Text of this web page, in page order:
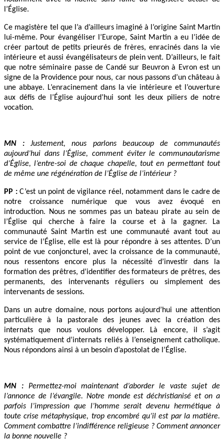
l’Église.
Ce magistère tel que l’a d’ailleurs imaginé à l’origine Saint Martin
lui-même. Pour évangéliser l’Europe, Saint Martin a eu l’idée de
créer partout de petits prieurés de frères, enracinés dans la vie
intérieure et aussi évangélisateurs de plein vent. D’ailleurs, le fait
que notre séminaire passe de Candé sur Beuvron à Evron est un
signe de la Providence pour nous, car nous passons d’un château à
une abbaye. L’enracinement dans la vie intérieure et l’ouverture
aux défis de l’Église aujourd’hui sont les deux piliers de notre
vocation.
MN : Justement, nous parlons beaucoup de communautés
aujourd’hui dans l’Église, comment éviter le communautarisme
d’Église, l’entre-soi de chaque chapelle, tout en permettant tout
de même une régénération de l’Église de l’intérieur ?
PP :C’est un point de vigilance réel, notamment dans le cadre de
notre croissance numérique que vous avez évoqué en
introduction. Nous ne sommes pas un bateau pirate au sein de
l’Église qui cherche à faire la course et à la gagner. La
communauté Saint Martin est une communauté avant tout au
service de l’Église, elle est là pour répondre à ses attentes. D’un
point de vue conjoncturel, avec la croissance de la communauté,
nous ressentons encore plus la nécessité d’investir dans la
formation des prêtres, d’identifier des formateurs de prêtres, des
permanents, des intervenants réguliers ou simplement des
intervenants de sessions.
Dans un autre domaine, nous portons aujourd’hui une attention
particulière à la pastorale des jeunes avec la création des
internats que nous voulons développer. Là encore, il s’agit
systématiquement d’internats reliés à l’enseignement catholique.
Nous répondons ainsi à un besoin d’apostolat de l’Église.
MN :Permettez-moi maintenant d’aborder le vaste sujet de
l’annonce de l’évangile. Notre monde est déchristianisé et on a
parfois l’impression que l’homme serait devenu hermétique à
toute crise métaphysique, trop encombré qu’il est par la matière.
Comment combattre l’indifférence religieuse ? Comment annoncer
la bonne nouvelle ?